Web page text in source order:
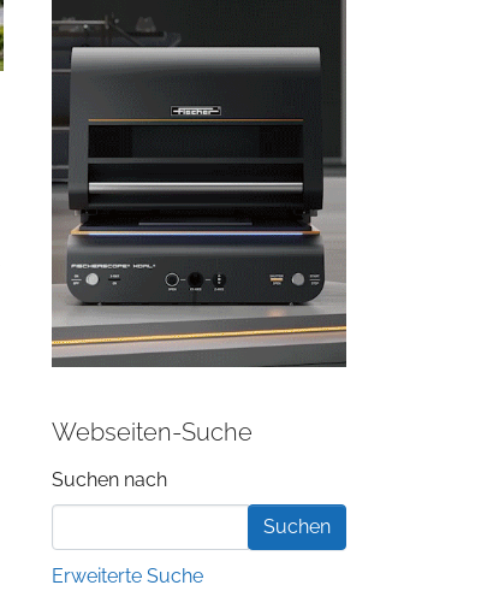
Webseiten-Suche
Suchformular
Suchen nach
Erweiterte Suche